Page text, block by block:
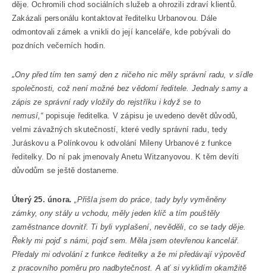
děje. Ochromili chod sociálních služeb a ohrozili zdraví klientů.
Zakázali personálu kontaktovat ředitelku Urbanovou. Dále
odmontovali zámek a vnikli do její kanceláře, kde pobývali do
pozdních večerních hodin.
„Ony před tím ten samý den z ničeho nic měly správní radu, v sídle
společnosti, což není možné bez vědomí ředitele. Jednaly samy a
zápis ze správní rady vložily do rejstříku i když se to
nemusí,“popisuje ředitelka. V zápisu je uvedeno devět důvodů,
velmi závažných skutečností, které vedly správní radu, tedy
Juráskovu a Polínkovou k odvolání Mileny Urbanové z funkce
ředitelky. Do ní pak jmenovaly Anetu Witzanyovou. K těm devíti
důvodům se ještě dostaneme.
Úterý 25. února.
„Přišla jsem do práce, tady byly vyměněny
zámky, ony stály u vchodu, měly jeden klíč a tím pouštěly
zaměstnance dovnitř. Ti byli vyplašení, nevěděli, co se tady děje.
Řekly mi pojď s námi, pojď sem. Měla jsem otevřenou kancelář.
Předaly mi odvolání z funkce ředitelky a že mi předávají výpověď
z pracovního poměru pro nadbytečnost. A ať si vyklidím okamžitě